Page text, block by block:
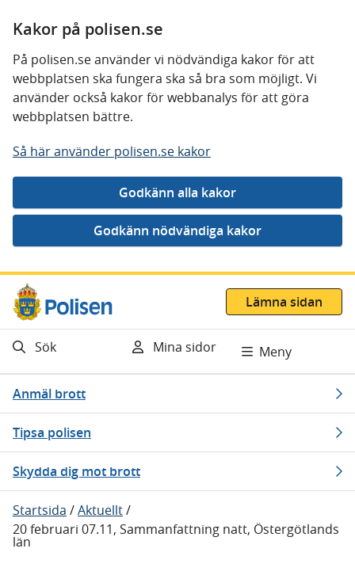
Kakor på polisen.se
På polisen.se använder vi nödvändiga kakor för att
webbplatsen ska fungera ska så bra som möjligt. Vi
använder också kakor för webbanalys för att göra
webbplatsen bättre.
Så här använder polisen.se kakor
Gå direkt till innehåll
Lämna sidan
Sök Mina sidor Meny
Anmäl brott
Tipsa polisen
Skydda dig mot brott
Startsida /Aktuellt/
20 februari 07.11, Sammanfattning natt, Östergötlands
län